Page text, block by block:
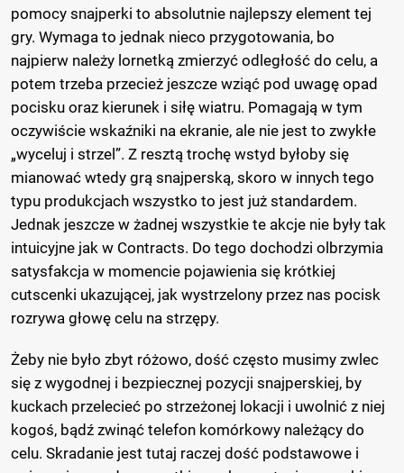
pomocy snajperki to absolutnie najlepszy element tej
gry. Wymaga to jednak nieco przygotowania, bo
najpierw należy lornetką zmierzyć odległość do celu, a
potem trzeba przecież jeszcze wziąć pod uwagę opad
pocisku oraz kierunek i siłę wiatru. Pomagają w tym
oczywiście wskaźniki na ekranie, ale nie jest to zwykłe
„wyceluj i strzel”. Z resztą trochę wstyd byłoby się
mianować wtedy grą snajperską, skoro w innych tego
typu produkcjach wszystko to jest już standardem.
Jednak jeszcze w żadnej wszystkie te akcje nie były tak
intuicyjne jak w Contracts. Do tego dochodzi olbrzymia
satysfakcja w momencie pojawienia się krótkiej
cutscenki ukazującej, jak wystrzelony przez nas pocisk
rozrywa głowę celu na strzępy.
Żeby nie było zbyt różowo, dość często musimy zwlec
się z wygodnej i bezpiecznej pozycji snajperskiej, by
kuckach przelecieć po strzeżonej lokacji i uwolnić z niej
kogoś, bądź zwinąć telefon komórkowy należący do
celu. Skradanie jest tutaj raczej dość podstawowe i